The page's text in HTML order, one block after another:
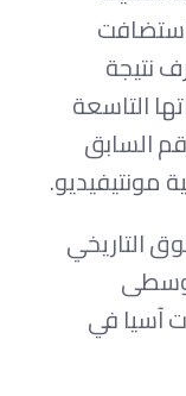
استضافت
نتيجة
التاسعة
السابق
مونتيفيديو.
التاريخي
آسيا في